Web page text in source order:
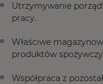
Utrzymywanie
pracy.
Właściwe
produktów
Współpraca z